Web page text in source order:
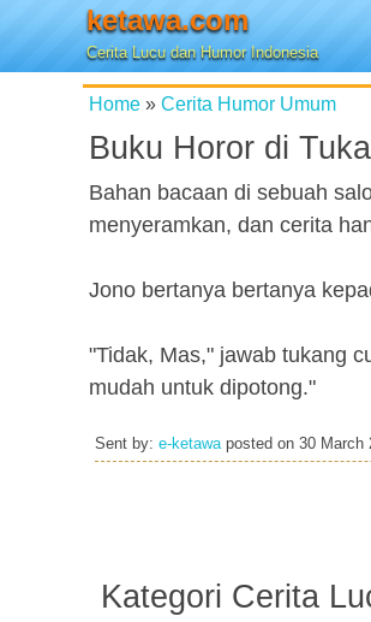
ketawa.com
Cerita Lucu dan Humor Indonesia
Home » Cerita Humor Umum
Buku Horor di
Bahan bacaan di sebuah
menyeramkan, dan cerita
Jono bertanya bertanya
"Tidak, Mas," jawab tukang
mudah untuk dipotong."
Sent by: e-ketawaposted on 30 March
Kategori Cerita